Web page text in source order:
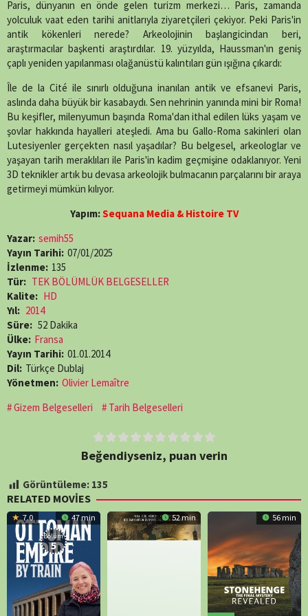
(Twitter)
Paris, dünyanın en önde gelen turizm merkezi… Paris, zamanda
yolculuk vaat eden tarihi anitlarıyla ziyaretçileri çekiyor. Peki Paris'in
antik kökenleri nerede? Arkeolojinin başlangicindan beri,
araştırmacılar başkenti araştırdılar. 19. yüzyılda, Haussman'ın geniş
çaplı yeniden yapılanması olağanüstü kalıntıları gün ışığına çıkardı:
Île de la Cité ile sınırlı olduğuna inanılan antik ve efsanevi Paris,
aslında daha büyük bir kasabaydı. Sen nehrinin yanında mini bir Roma!
Bu keşifler, milenyumun başında Roma'dan ithal edilen lüks yaşam ve
şovlar hakkında hayalleri ateşledi. Ama bu Gallo-Roma sakinleri olan
Lutesiyenler gerçekten nasıl yaşadılar? Bu belgesel, arkeologlar ve
yaşayan tarih meraklıları ile Paris'in kadim geçmişine odaklanıyor. Yeni
3D teknikler artık bu devasa arkeolojik bulmacanın parçalarını bir araya
getirmeyi mümkün kılıyor.
Yapım:Sequana Media & Histoire TV
Yazar: semih55
Yayın Tarihi: 07/01/2025
İzlenme: 135
Tür: TEK BÖLÜMLÜK BELGESELLER
Kalite: HD
Yıl: 2014
Süre: 52 Dakika
Ülke: Fransa
Yayın Tarihi: 01.01.2014
Dil: Türkçe Dublaj
Yönetmen: Olivier Lemaître
Gizem Belgeselleri
Tarih Belgeselleri
Beğendiyseniz, puan verin
Görüntüleme: 135
RELATED MOVIES
7.0 47 min
Bölüm:
5
52 min 56 min